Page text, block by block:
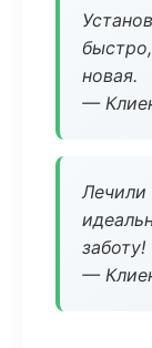
новая.
—
Лечили
заботу!
—